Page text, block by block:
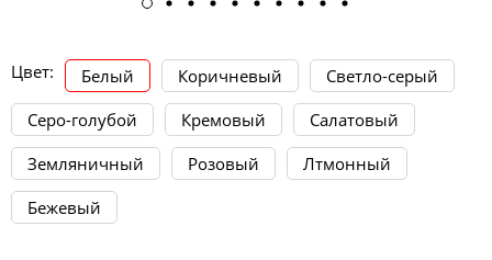
Цвет: Белый Коричневый
Светло-серый
Серо-голубой
Кремовый
Салатовый
Земляничный
Розовый
Лтмонный
Бежевый